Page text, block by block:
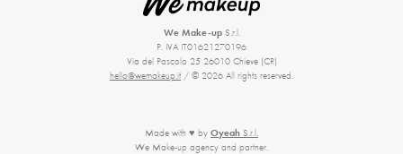
We Make-upS.r.l.
P. IVA IT01621270196
Via del Pascolo 25 26010 Chieve (CR)
hello@wemakeup.it / © 2026 All rights reserved.
Made with ♥ by Oyeah S.r.l.
We Make-up agency and partner.